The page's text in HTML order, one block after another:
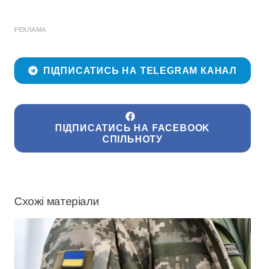
РЕКЛАМА
ПІДПИСАТИСЬ НА TELEGRAM КАНАЛ
ПІДПИСАТИСЬ НА FACEBOOK
СПІЛЬНОТУ
Схожі матеріали